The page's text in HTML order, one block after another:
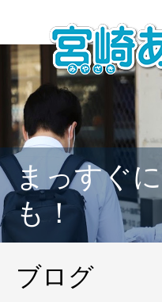
まっすぐ
も！
ブログ